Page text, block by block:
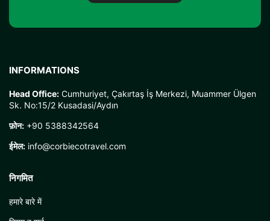
INFORMATIONS
Head Office: Cumhuriyet, Çakırtaş İş Merkezi, Muammer Ülgen
Sk. No:15/2 Kusadasi/Aydın
फ़ोन: +90 5388342564
ईमेल: info@corbiecotravel.com
निगमित
हमारे बारे में